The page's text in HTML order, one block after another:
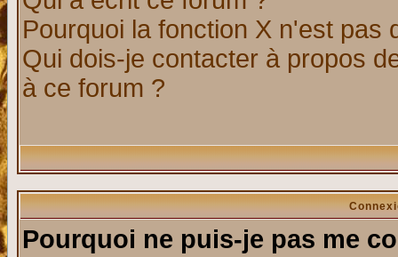
Pourquoi la fonction X n'est pas
Qui dois-je contacter à propos
à ce forum ?
Pourquoi ne puis-je pas me